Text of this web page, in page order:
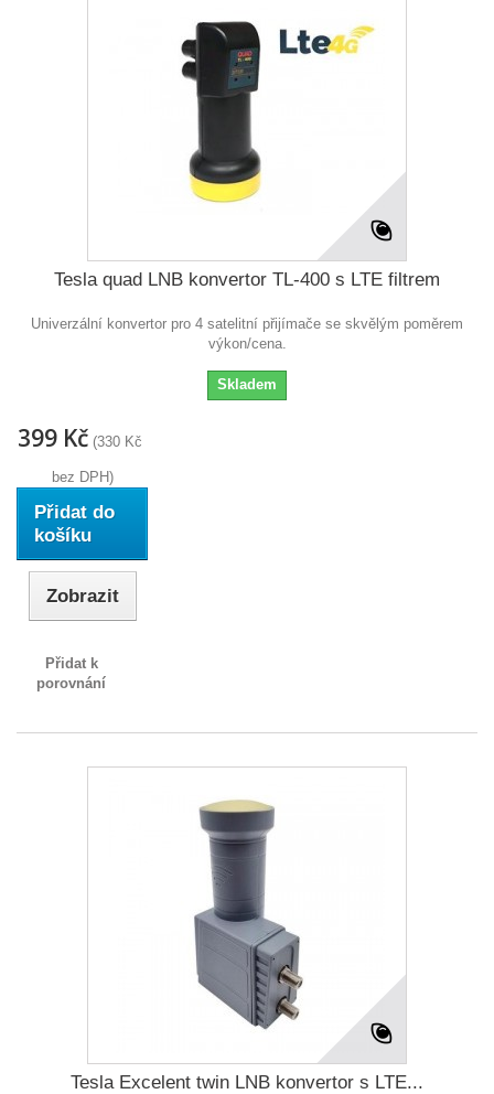
Tesla quad LNB konvertor TL-400 s LTE filtrem
Univerzální konvertor pro 4 satelitní přijímače se skvělým poměrem
výkon/cena.
Skladem
399 Kč (330 Kč
bez DPH)
Přidat do
košíku
Zobrazit
Přidat k
porovnání
Tesla Excelent twin LNB konvertor s LTE...